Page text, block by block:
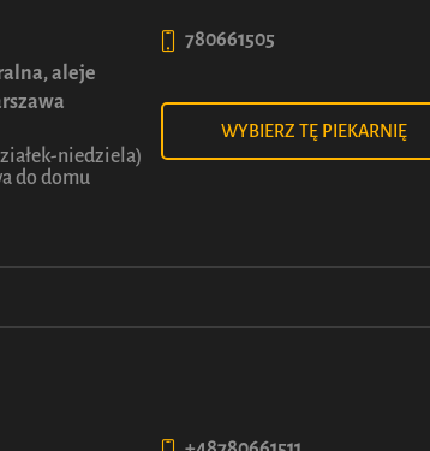
POLITYKA PRYWATNOŚCI
aleje
niedziela)
do domu
780661505
WYBIERZ TĘ PIEKARNIĘ